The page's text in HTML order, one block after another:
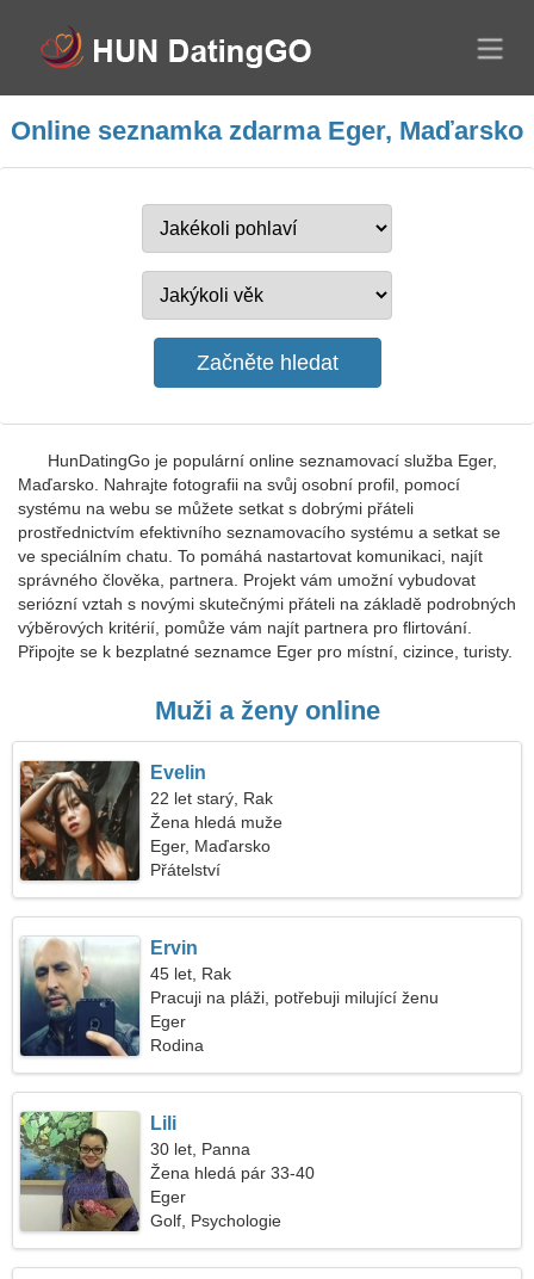
Online seznamka zdarma Eger, Maďarsko
HunDatingGo je populární online seznamovací služba Eger,
Maďarsko. Nahrajte fotografii na svůj osobní profil, pomocí
systému na webu se můžete setkat s dobrými přáteli
prostřednictvím efektivního seznamovacího systému a setkat se
ve speciálním chatu. To pomáhá nastartovat komunikaci, najít
správného člověka, partnera. Projekt vám umožní vybudovat
seriózní vztah s novými skutečnými přáteli na základě podrobných
výběrových kritérií, pomůže vám najít partnera pro flirtování.
Připojte se k bezplatné seznamce Eger pro místní, cizince, turisty.
Muži a ženy online
Evelin
22 let starý, Rak
Žena hledá muže
Eger, Maďarsko
Přátelství
Ervin
45 let, Rak
Pracuji na pláži, potřebuji milující ženu
Eger
Rodina
Lili
30 let, Panna
Žena hledá pár 33-40
Eger
Golf, Psychologie